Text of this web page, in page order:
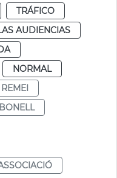
TRÁFICO
AUDIENCIAS
NORMAL